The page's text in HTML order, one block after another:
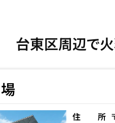
台東区周辺で
住所